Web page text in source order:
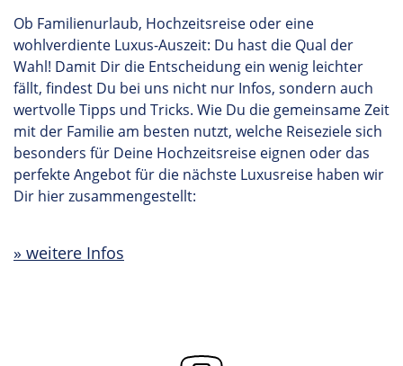
Ob Familienurlaub, Hochzeitsreise oder eine
wohlverdiente Luxus-Auszeit: Du hast die Qual der
Wahl! Damit Dir die Entscheidung ein wenig leichter
fällt, findest Du bei uns nicht nur Infos, sondern auch
wertvolle Tipps und Tricks. Wie Du die gemeinsame Zeit
mit der Familie am besten nutzt, welche Reiseziele sich
besonders für Deine Hochzeitsreise eignen oder das
perfekte Angebot für die nächste Luxusreise haben wir
Dir hier zusammengestellt:
weitere Infos